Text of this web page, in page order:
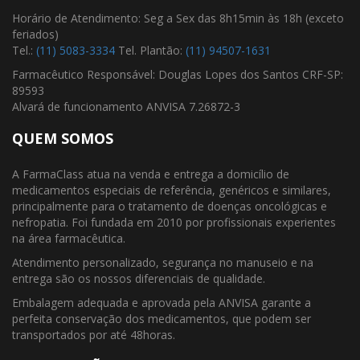
Horário de Atendimento: Seg a Sex das 8h15min às 18h (exceto
feriados)
Tel.: (11) 5083-3334 Tel. Plantão: (11) 94507-1631
Farmacêutico Responsável: Douglas Lopes dos Santos CRF-SP:
89593
Alvará de funcionamento ANVISA 7.26872-3
QUEM SOMOS
A FarmaClass atua na venda e entrega a domicílio de
medicamentos especiais de referência, genéricos e similares,
principalmente para o tratamento de doenças oncológicas e
nefropatia. Foi fundada em 2010 por profissionais experientes
na área farmacêutica.
Atendimento personalizado, segurança no manuseio e na
entrega são os nossos diferenciais de qualidade.
Embalagem adequada e aprovada pela ANVISA garante a
perfeita conservação dos medicamentos, que podem ser
transportados por até 48horas.